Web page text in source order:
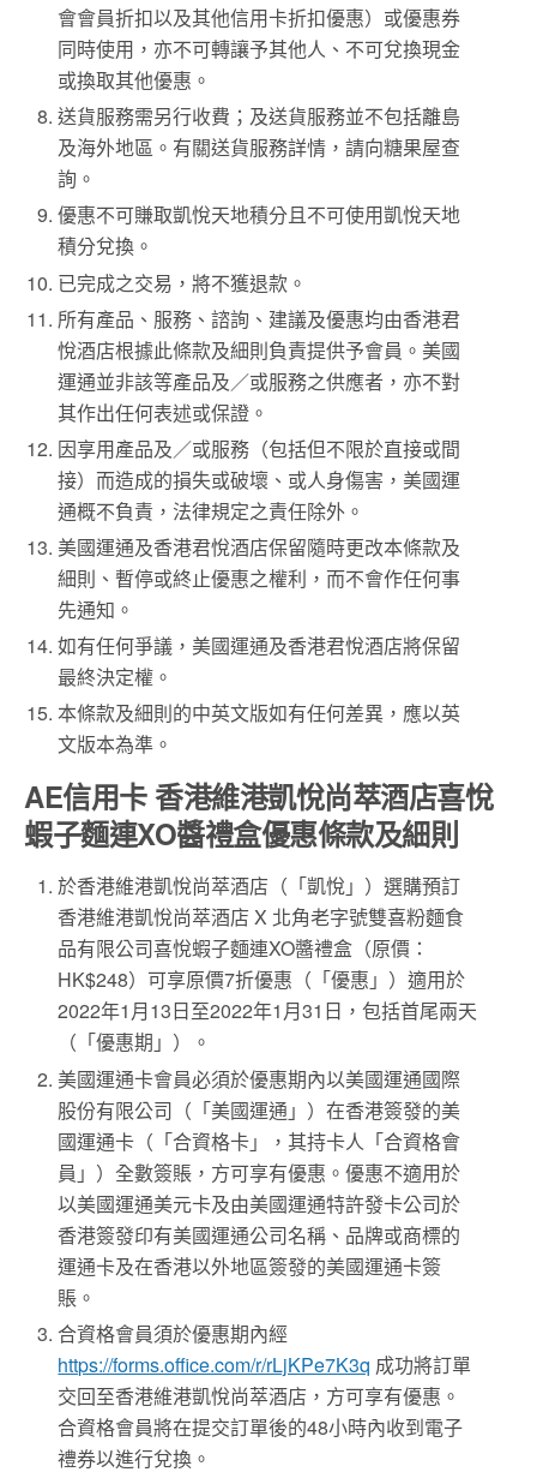
會會員折扣以及其他信用卡折扣優惠）或優惠券
同時使用，亦不可轉讓予其他人、不可兌換現金
或換取其他優惠。
送貨服務需另行收費；及送貨服務並不包括離島
及海外地區。有關送貨服務詳情，請向糖果屋查
詢。
優惠不可賺取凱悅天地積分且不可使用凱悅天地
積分兌換。
已完成之交易，將不獲退款。
所有產品、服務、諮詢、建議及優惠均由香港君
悅酒店根據此條款及細則負責提供予會員。美國
運通並非該等產品及／或服務之供應者，亦不對
其作出任何表述或保證。
因享用產品及／或服務（包括但不限於直接或間
接）而造成的損失或破壞、或人身傷害，美國運
通概不負責，法律規定之責任除外。
美國運通及香港君悅酒店保留隨時更改本條款及
細則、暫停或終止優惠之權利，而不會作任何事
先通知。
如有任何爭議，美國運通及香港君悅酒店將保留
最終決定權。
本條款及細則的中英文版如有任何差異，應以英
文版本為準。
AE信用卡 香港維港凱悅尚萃酒店喜悅
蝦子麵連XO醬禮盒優惠條款及細則
於香港維港凱悅尚萃酒店（「凱悅」）選購預訂
香港維港凱悅尚萃酒店 X 北角老字號雙喜粉麵食
品有限公司喜悅蝦子麵連XO醬禮盒（原價：
HK$248）可享原價7折優惠（「優惠」）適用於
2022年1月13日至2022年1月31日，包括首尾兩天
（「優惠期」）。
美國運通卡會員必須於優惠期內以美國運通國際
股份有限公司（「美國運通」）在香港簽發的美
國運通卡（「合資格卡」，其持卡人「合資格會
員」）全數簽賬，方可享有優惠。優惠不適用於
以美國運通美元卡及由美國運通特許發卡公司於
香港簽發印有美國運通公司名稱、品牌或商標的
運通卡及在香港以外地區簽發的美國運通卡簽
賬。
合資格會員須於優惠期內經
https://forms.office.com/r/rLjKPe7K3q 成功將訂單
交回至香港維港凱悅尚萃酒店，方可享有優惠。
合資格會員將在提交訂單後的48小時內收到電子
禮券以進行兌換。